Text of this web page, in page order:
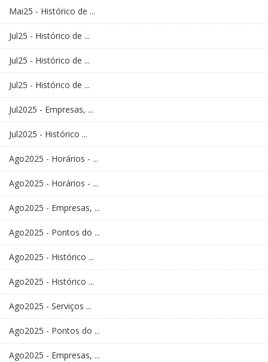
Mai25 - Histórico de ...
Jul25 - Histórico de ...
Jul25 - Histórico de ...
Jul25 - Histórico de ...
Jul2025 - Empresas, ...
Jul2025 - Histórico ...
Ago2025 - Horários - ...
Ago2025 - Horários - ...
Ago2025 - Empresas, ...
Ago2025 - Pontos do ...
Ago2025 - Histórico ...
Ago2025 - Histórico ...
Ago2025 - Serviços ...
Ago2025 - Pontos do ...
Ago2025 - Empresas, ...